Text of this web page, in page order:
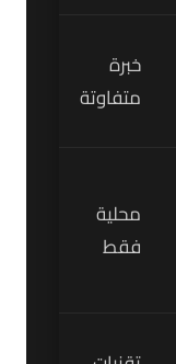
خبرة
متفاوتة
محلية
فقط